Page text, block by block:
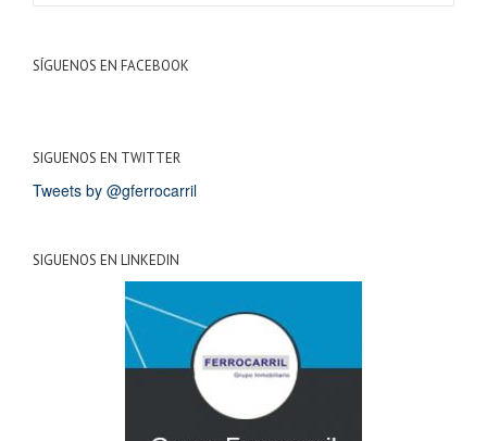
SÍGUENOS EN FACEBOOK
SIGUENOS EN TWITTER
Tweets by @gferrocarril
SIGUENOS EN LINKEDIN